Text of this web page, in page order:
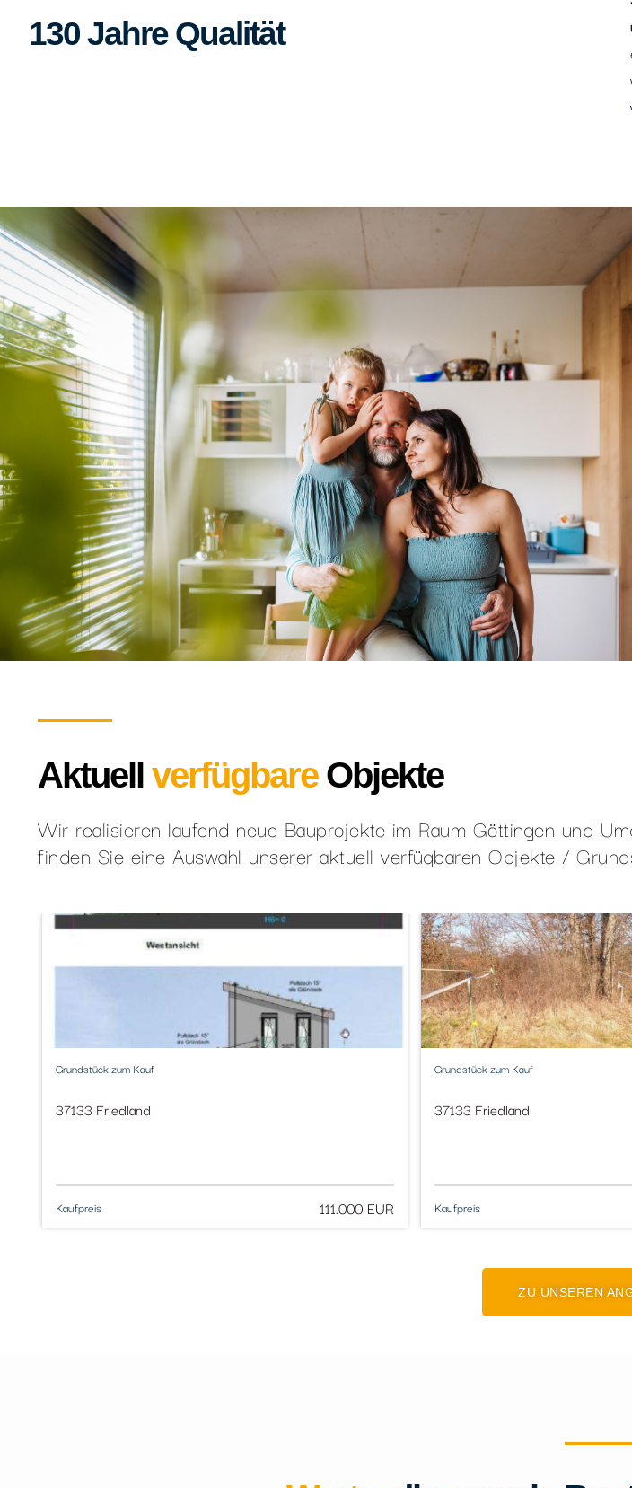
130 Jahre Qualität
Aktuell verfügbareObjekte
Wir realisieren laufend neue Bauprojekte im Raum Göttingen und
finden Sie eine Auswahl unserer aktuell verfügbaren Objekte /
Grundstück zum Kauf
37133 Friedland
Kaufpreis 111.000 EUR
Grundstück zum Kauf
37133 Friedland
Kaufpreis
ZU UNSEREN